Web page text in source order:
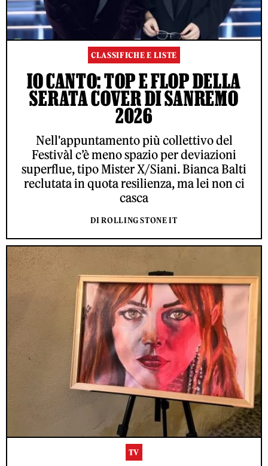
CLASSIFICHE E LISTE
IO CANTO: TOP E FLOP DELLA
SERATA COVER DI SANREMO
2026
Nell'appuntamento più collettivo del
Festivàl c’è meno spazio per deviazioni
superflue, tipo Mister X/Siani. Bianca Balti
reclutata in quota resilienza, ma lei non ci
casca
DI ROLLING STONE IT
TV